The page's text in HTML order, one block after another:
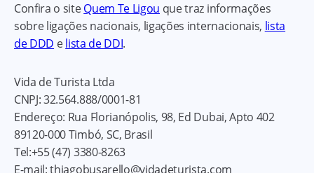
Confira o siteQuem Te Ligou que traz informações
sobre ligações nacionais, ligações internacionais, lista
de DDD elista de DDI.
Vida de Turista Ltda
CNPJ:32.564.888/0001-81
Endereço: Rua Florianópolis, 98, Ed Dubai, Apto 402
89120-000Timbó, SC, Brasil
Tel:+55 (47) 3380-8263
E-mail:thiagobusarello@vidadeturista.com